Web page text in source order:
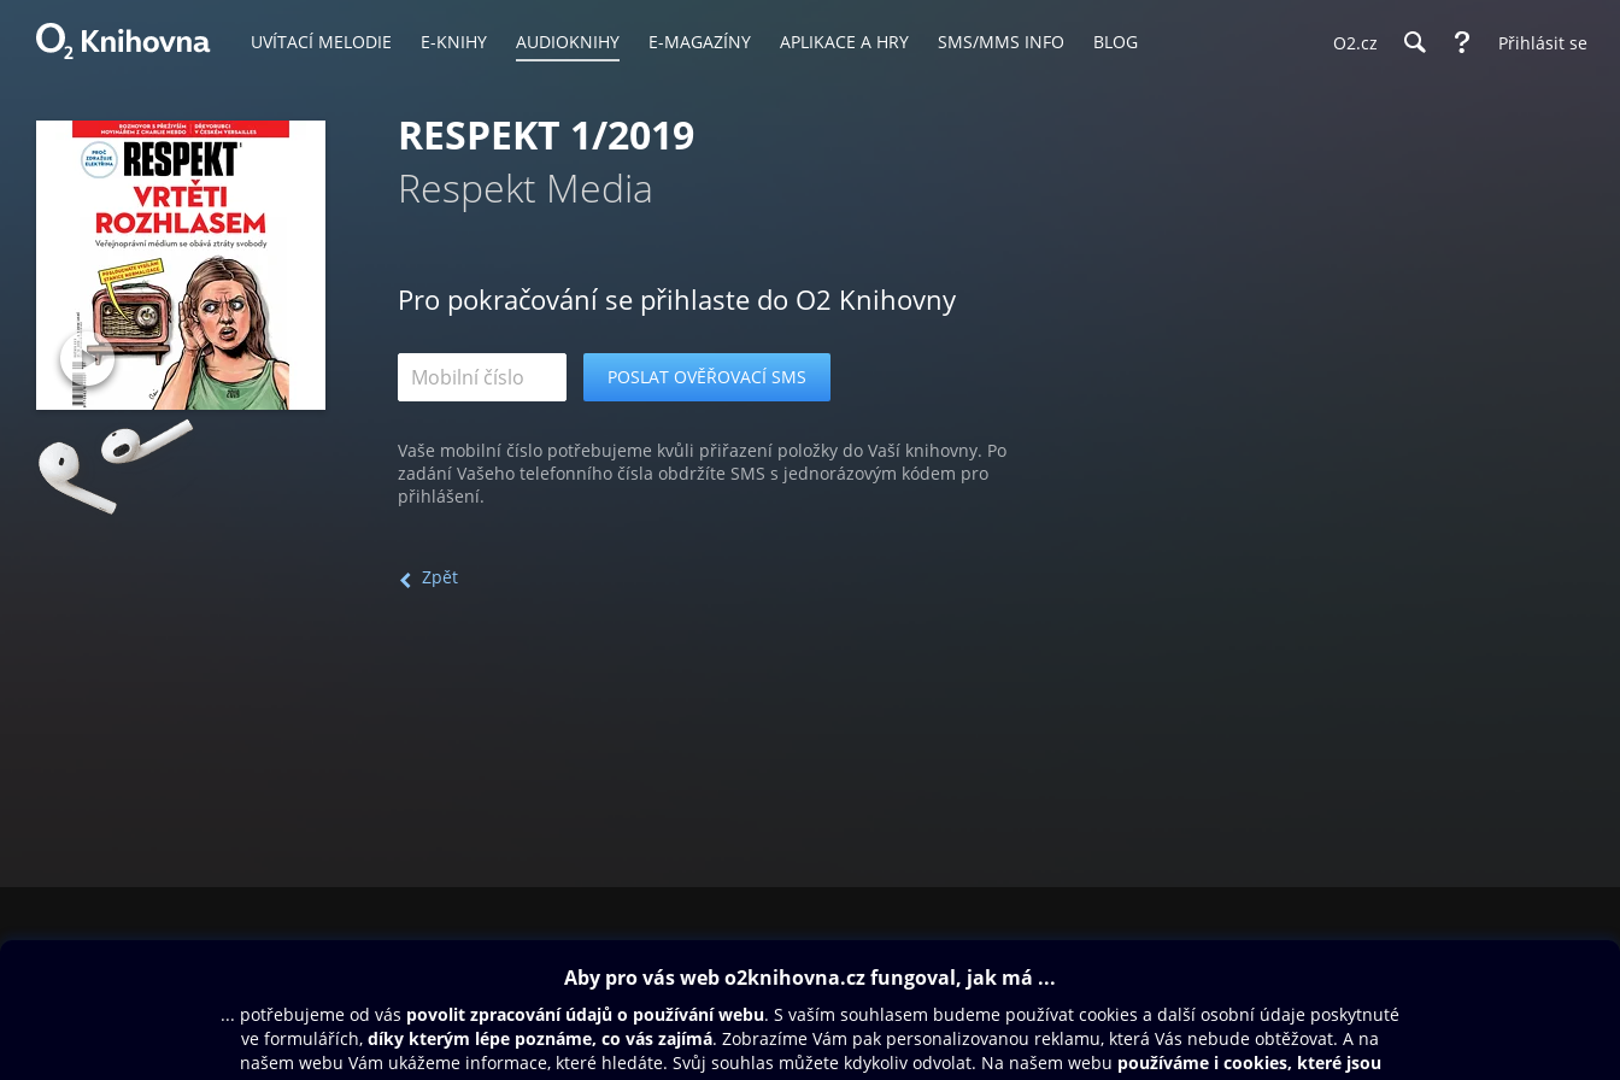
UVÍTACÍ MELODIE E-KNIHY AUDIOKNIHY E-MAGAZÍNY APLIKACE A HRY SMS/MMS INFO BLOG O2.cz Přihlásit se
RESPEKT 1/2019
Respekt Media
Pro pokračování se přihlaste do O2 Knihovny
Vaše mobilní číslo potřebujeme kvůli přiřazení položky do Vaší knihovny. Po
zadání Vašeho telefonního čísla obdržíte SMS s jednorázovým kódem pro
přihlášení.
Zpět
Aplikace a hry
SMS/MMS Info
Blog
Dárkový poukaz
Nápověda
Oneplay Originály
Sport